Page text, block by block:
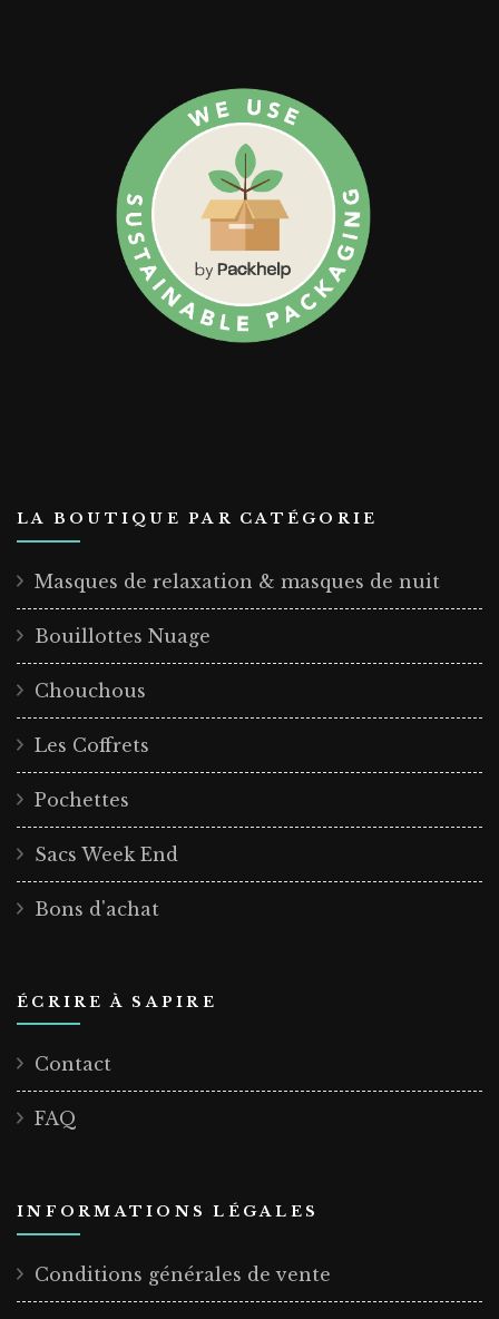
LA BOUTIQUE PAR CATÉGORIE
Masques de relaxation & masques de nuit
Bouillottes Nuage
Chouchous
Les Coffrets
Pochettes
Sacs Week End
Bons d'achat
ÉCRIRE À SAPIRE
Contact
FAQ
INFORMATIONS LÉGALES
Conditions générales de vente